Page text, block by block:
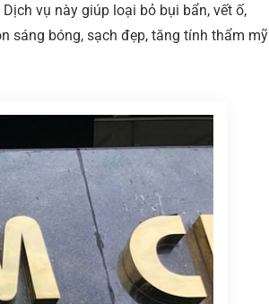
vụ này giúp loại bỏ bụi bẩn, vết ố,
sáng bóng, sạch đẹp, tăng tính thẩm mỹ